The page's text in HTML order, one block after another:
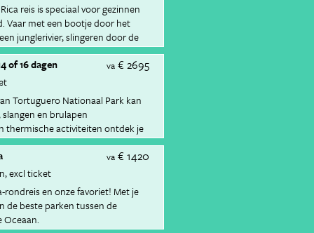
reis is speciaal voor gezinnen
Vaar met een bootje door het
junglerivier, slingeren door de
aan de kust.
va € 2695
of 16 dagen
Tortuguero Nationaal Park kan
en brulapen
thermische activiteiten ontdek je
Park.
va € 1420
excl ticket
rondreis en onze favoriet! Met je
de beste parken tussen de
Oceaan.